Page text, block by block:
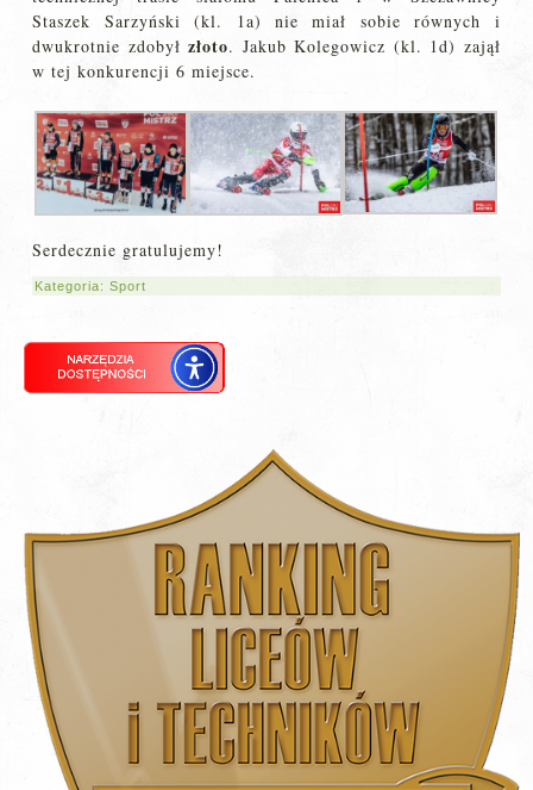
Staszek Sarzyński (kl. 1a) nie miał sobie równych i
dwukrotnie zdobyłzłoto. Jakub Kolegowicz (kl. 1d) zajął
w tej konkurencji 6 miejsce.
Serdecznie gratulujemy!
Kategoria:Sport